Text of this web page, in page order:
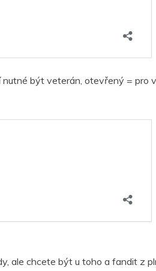
být veterán, otevřený = pro
ale chcete být u toho a fandit z